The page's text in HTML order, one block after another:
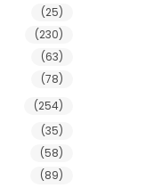
(25)
(230)
(63)
(78)
(254)
(35)
(58)
(89)